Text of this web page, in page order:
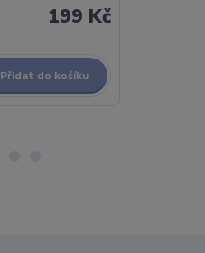
199 Kč
Přidat do košíku